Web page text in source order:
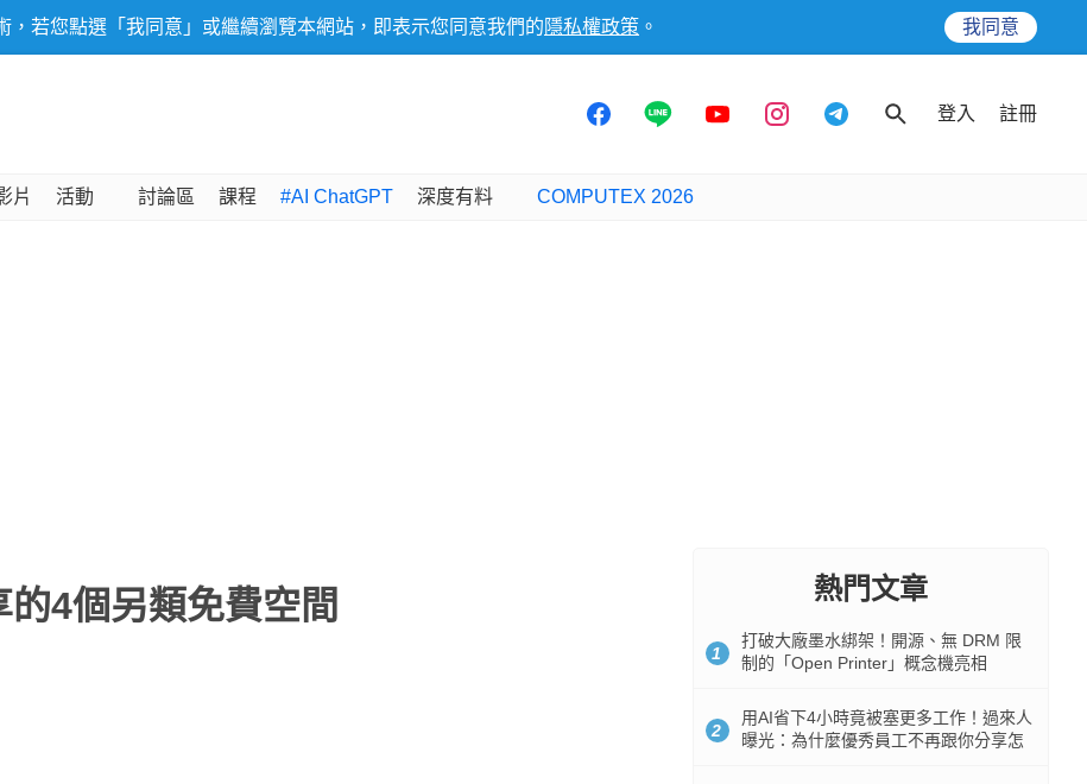
若您點選「我同意」或繼續瀏覽本網站，即表示您同意我們的 隱私權政策 。 我同意
登入 註冊
片 活動 討論區 課程 #AI ChatGPT 深度有料 COMPUTEX 2026
4個另類免費空間 熱門文章
1
打破大廠墨水綁架！開源、無 DRM 限
制的「Open Printer」概念機亮相
2
用AI省下4小時竟被塞更多工作！過來人
曝光：為什麼優秀員工不再跟你分享怎